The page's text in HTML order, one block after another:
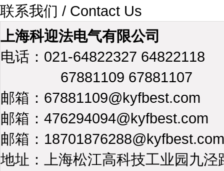
联系我们 / Contact Us
上海科迎法电气有限公司
电话：021-64822327 64822118
67881109 67881107
邮箱：67881109@kyfbest.com
邮箱：476294094@kyfbest.com
邮箱：18701876288@kyfbest.com
地址：上海松江高科技工业园九泾